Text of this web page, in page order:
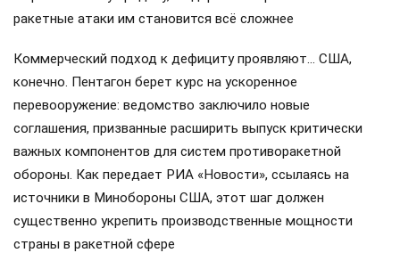
ракетные атаки им становится всё сложнее
Коммерческий подход к дефициту проявляют… США,
конечно. Пентагон берет курс на ускоренное
перевооружение: ведомство заключило новые
соглашения, призванные расширить выпуск критически
важных компонентов для систем противоракетной
обороны. Как передает РИА «Новости», ссылаясь на
источники в Минобороны США, этот шаг должен
существенно укрепить производственные мощности
страны в ракетной сфере